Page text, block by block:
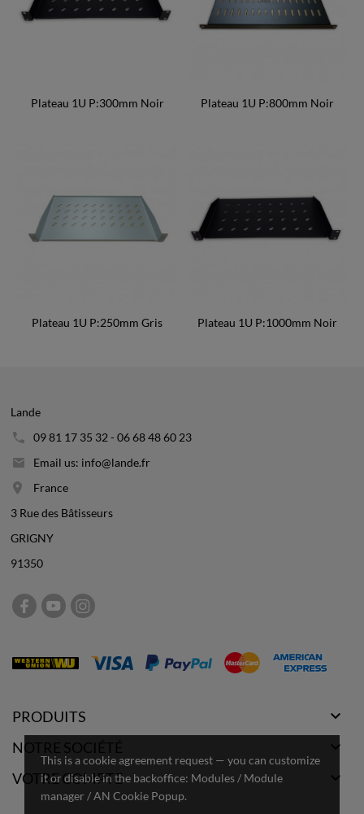
This is a cookie agreement request — you can customize
it or disable in the backoffice: Modules / Module
manager / AN Cookie Popup.
Plateau 1U P:300mm Noir Plateau 1U P:800mm Noir
Plateau 1U P:250mm Gris Plateau 1U P:1000mm Noir
Lande
09 81 17 35 32 - 06 68 48 60 23
Email us: info@lande.fr
France
3 Rue des Bâtisseurs
GRIGNY
91350
PRODUITS 
NOTRE SOCIÉTÉ 
VOTRE COMPTE 